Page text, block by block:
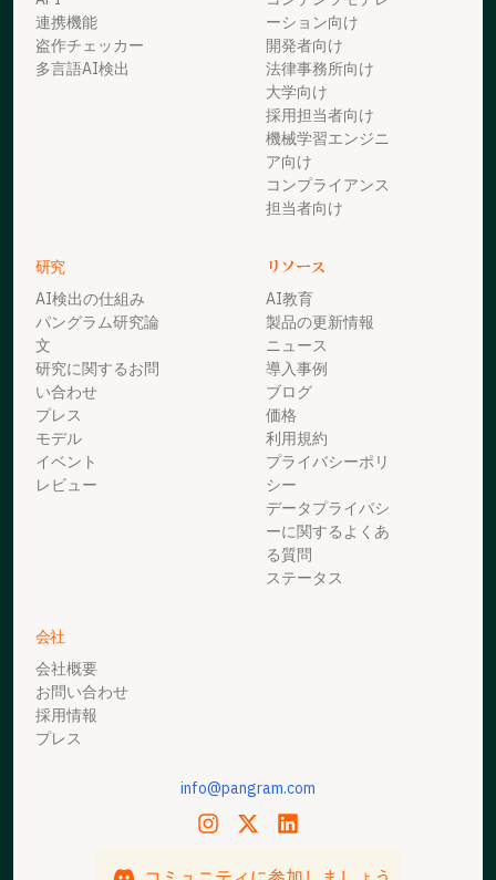
連携機能
盗作チェッカー
多言語AI検出
ーション向け
開発者向け
法律事務所向け
大学向け
採用担当者向け
機械学習エンジニ
ア向け
コンプライアンス
担当者向け
研究
AI検出の仕組み
パングラム研究論
文
研究に関するお問
い合わせ
プレス
モデル
イベント
レビュー
リソース
AI教育
製品の更新情報
ニュース
導入事例
ブログ
価格
利用規約
プライバシーポリ
シー
データプライバシ
ーに関するよくあ
る質問
ステータス
会社
会社概要
お問い合わせ
採用情報
プレス
info@pangram.com